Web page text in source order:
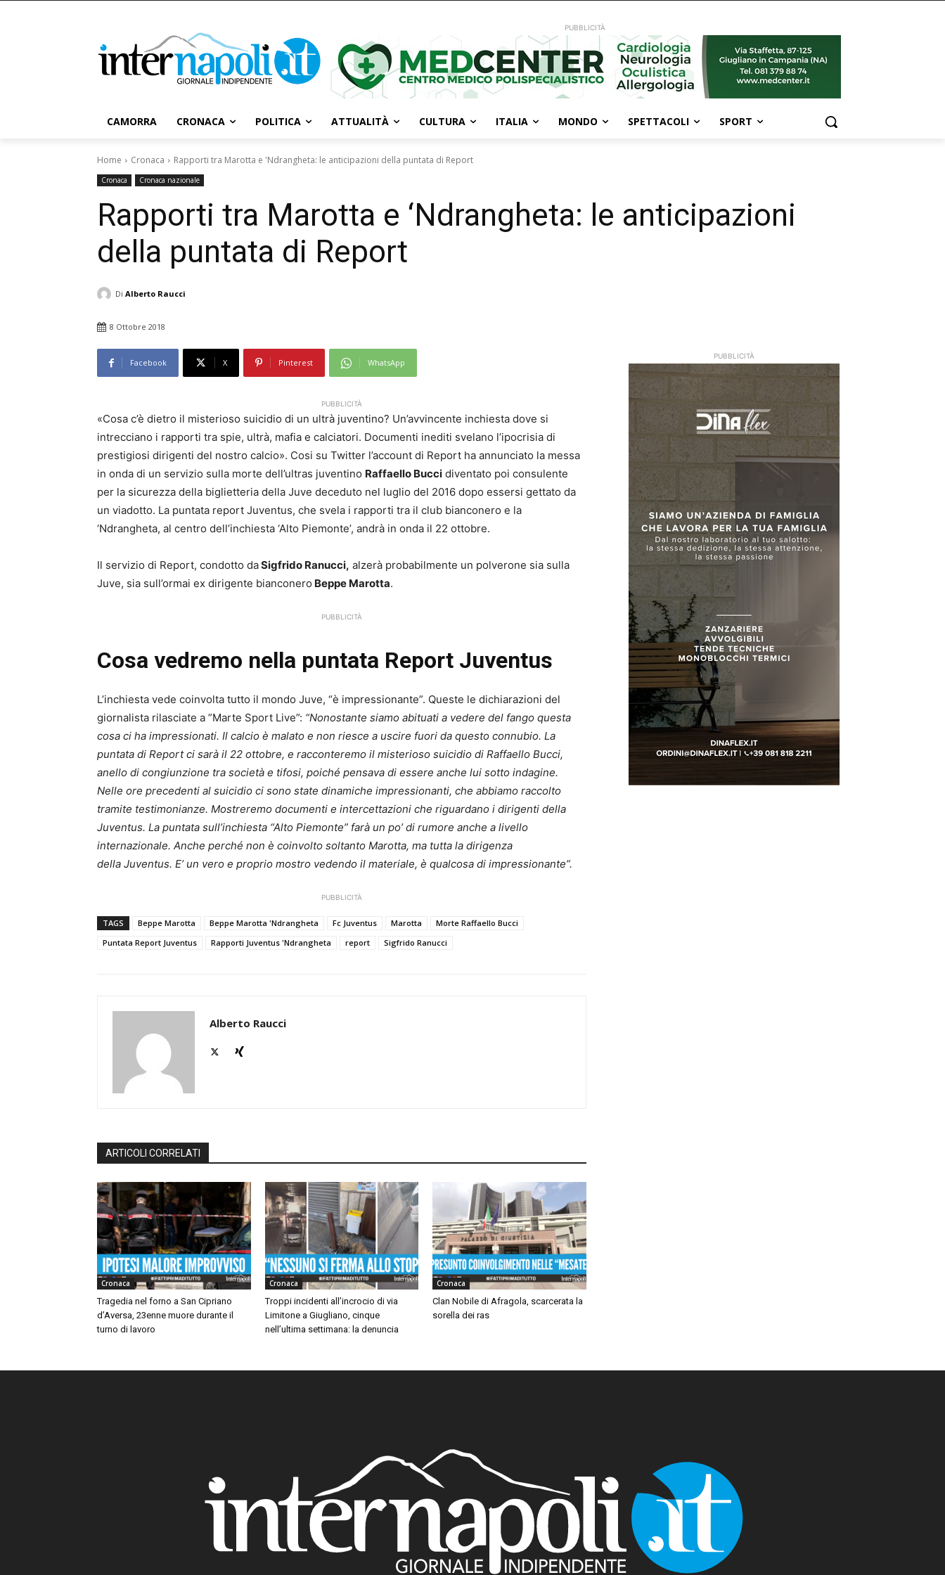
PUBBLICITÀ
CAMORRA CRONACA POLITICA ATTUALITÀ CULTURA ITALIA MONDO SPETTACOLI SPORT
Home Cronaca Rapporti tra Marotta e 'Ndrangheta: le anticipazioni della puntata di Report
Cronaca Cronaca nazionale
Rapporti tra Marotta e ‘Ndrangheta: le anticipazioni
della puntata di Report
Di Alberto Raucci
8 Ottobre 2018
Facebook X Pinterest WhatsApp
PUBBLICITÀ
«Cosa c’è dietro il misterioso suicidio di un ultrà juventino? Un’avvincente inchiesta dove si
intrecciano i rapporti tra spie, ultrà, mafia e calciatori. Documenti inediti svelano l’ipocrisia di
prestigiosi dirigenti del nostro calcio». Cosi su Twitter l’account di Report ha annunciato la messa
in onda di un servizio sulla morte dell’ultras juventino Raffaello Bucci diventato poi consulente
per la sicurezza della biglietteria della Juve deceduto nel luglio del 2016 dopo essersi gettato da
un viadotto. La puntata report Juventus, che svela i rapporti tra il club bianconero e la
‘Ndrangheta, al centro dell’inchiesta ‘Alto Piemonte’, andrà in onda il 22 ottobre.
Il servizio di Report, condotto daSigfrido Ranucci, alzerà probabilmente un polverone sia sulla
Juve, sia sull’ormai ex dirigente bianconero Beppe Marotta.
PUBBLICITÀ
Cosa vedremo nella puntata Report Juventus
L’inchiesta vede coinvolta tutto il mondo Juve, “è impressionante”. Queste le dichiarazioni del
giornalista rilasciate a ”Marte Sport Live”: “Nonostante siamo abituati a vedere del fango questa
cosa ci ha impressionati. Il calcio è malato e non riesce a uscire fuori da questo connubio. La
puntata di Report ci sarà il 22 ottobre, e racconteremo il misterioso suicidio di Raffaello Bucci,
anello di congiunzione tra società e tifosi, poiché pensava di essere anche lui sotto indagine.
Nelle ore precedenti al suicidio ci sono state dinamiche impressionanti, che abbiamo raccolto
tramite testimonianze. Mostreremo documenti e intercettazioni che riguardano i dirigenti della
Juventus. La puntata sull’inchiesta “Alto Piemonte” farà un po’ di rumore anche a livello
internazionale. Anche perché non è coinvolto soltanto Marotta, ma tutta la dirigenza
della Juventus. E’ un vero e proprio mostro vedendo il materiale, è qualcosa di impressionante”.
PUBBLICITÀ
TAGS Beppe Marotta Beppe Marotta 'Ndrangheta Fc Juventus Marotta
Morte Raffaello Bucci
Puntata Report Juventus
Rapporti Juventus 'Ndrangheta report Sigfrido Ranucci
Alberto Raucci
ARTICOLI CORRELATI
Cronaca
Tragedia nel forno a San Cipriano
d’Aversa, 23enne muore durante il
turno di lavoro
Cronaca
Troppi incidenti all’incrocio di via
Limitone a Giugliano, cinque
nell’ultima settimana: la denuncia
Cronaca
Clan Nobile di Afragola, scarcerata la
sorella dei ras
PUBBLICITÀ